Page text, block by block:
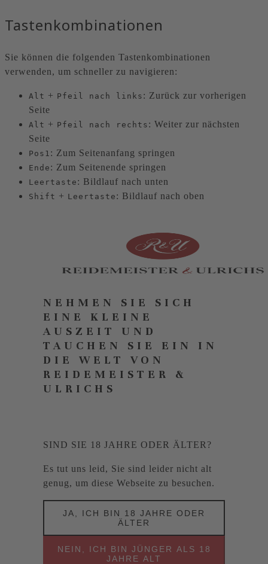
Tastenkombinationen
Sie können die folgenden Tastenkombinationen
verwenden, um schneller zu navigieren:
Alt + Pfeil nach links : Zurück zur vorherigen
Seite
Alt + Pfeil nach rechts : Weiter zur nächsten
Seite
Pos1 : Zum Seitenanfang springen
Ende : Zum Seitenende springen
Leertaste : Bildlauf nach unten
Shift + Leertaste : Bildlauf nach oben
NEHMEN SIE SICH
EINE KLEINE
AUSZEIT UND
TAUCHEN SIE EIN IN
DIE WELT VON
REIDEMEISTER &
ULRICHS
SIND SIE 18 JAHRE ODER ÄLTER?
Es tut uns leid, Sie sind leider nicht alt
genug, um diese Webseite zu besuchen.
JA, ICH BIN 18 JAHRE ODER
ÄLTER
NEIN, ICH BIN JÜNGER ALS 18
JAHRE ALT